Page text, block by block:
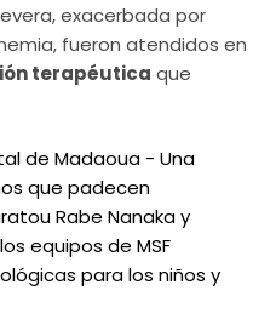
exacerbada por
fueron atendidos en
terapéutica que